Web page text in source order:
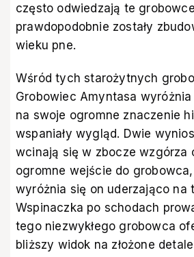
często odwiedzają te
prawdopodobnie zostały
wieku pne.
Wśród tych starożytnych
Grobowiec Amyntasa
na swoje ogromne znaczenie
wspaniały wygląd. Dwie
wcinają się w zbocze wzgórza
ogromne wejście do
wyróżnia się on uderzająco na
Wspinaczka po schodach
tego niezwykłego grobowca
bliższy widok na złożone detale